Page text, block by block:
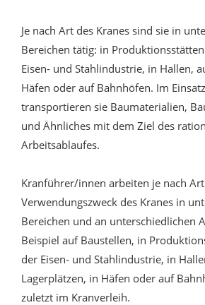
Je nach Art des Kranes sind sie in
Bereichen tätig: in
Eisen- und Stahlindustrie, in Hallen,
Häfen oder auf Bahnhöfen. Im
transportieren sie Baumaterialien,
und Ähnliches mit dem Ziel des
Arbeitsablaufes.
Kranführer/innen arbeiten je nach
Verwendungszweck des Kranes in
Bereichen und an unterschiedlichen
Beispiel auf Baustellen, in
der Eisen- und Stahlindustrie, in
Lagerplätzen, in Häfen oder auf
zuletzt im Kranverleih.